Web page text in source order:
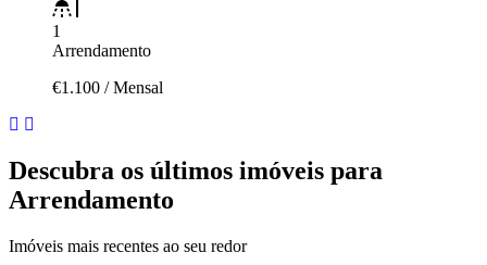
1
Arrendamento
€1.100 / Mensal
Descubra os últimos imóveis para
Arrendamento
Imóveis mais recentes ao seu redor